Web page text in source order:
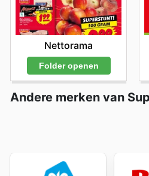
Nettorama
Folder openen
Andere merken van